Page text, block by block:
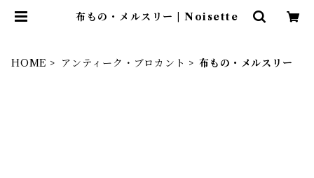
布もの・メルスリー | Noisette
HOME アンティーク・ブロカント 布もの・メルスリー